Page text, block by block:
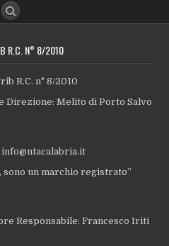
R.C. N° 8/2010
R.C. n° 8/2010
Direzione: Melito di Porto Salvo
sono un marchio registrato”
Responsabile: Francesco Iriti